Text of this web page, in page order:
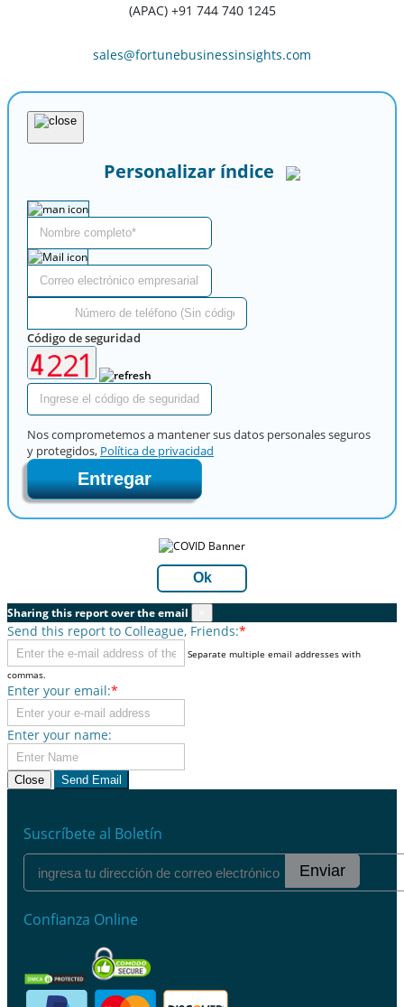
(APAC) +91 744 740 1245
sales@fortunebusinessinsights.com
Personalizar índice
Código de seguridad
Nos comprometemos a mantener sus datos personales seguros
y protegidos, Política de privacidad
Entregar
Ok
Sharing this report over the email
Send this report to Colleague, Friends:*
Separate multiple email addresses with
commas.
Enter your email:*
Enter your name:
Close Send Email
Suscríbete al Boletín
Enviar
Confianza Online